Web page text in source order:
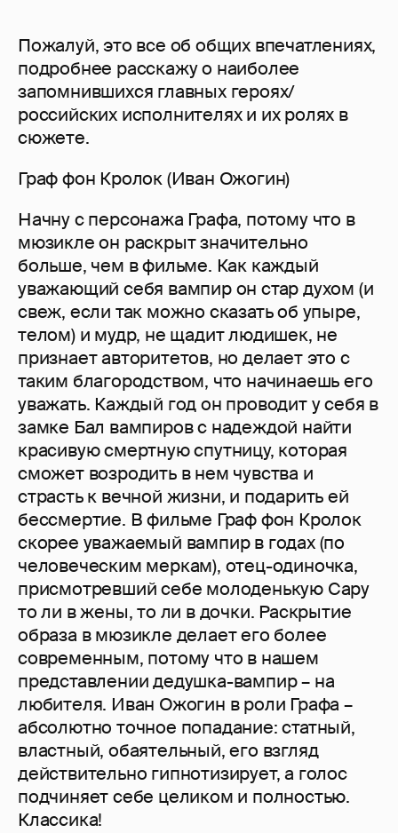
Пожалуй, это все об общих впечатлениях,
подробнее расскажу о наиболее
запомнившихся главных героях/
российских исполнителях и их ролях в
сюжете.
Граф фон Кролок (Иван Ожогин)
Начну с персонажа Графа, потому что в
мюзикле он раскрыт значительно
больше, чем в фильме. Как каждый
уважающий себя вампир он стар духом (и
свеж, если так можно сказать об упыре,
телом) и мудр, не щадит людишек, не
признает авторитетов, но делает это с
таким благородством, что начинаешь его
уважать. Каждый год он проводит у себя в
замке Бал вампиров с надеждой найти
красивую смертную спутницу, которая
сможет возродить в нем чувства и
страсть к вечной жизни, и подарить ей
бессмертие. В фильме Граф фон Кролок
скорее уважаемый вампир в годах (по
человеческим меркам), отец-одиночка,
присмотревший себе молоденькую Сару
то ли в жены, то ли в дочки. Раскрытие
образа в мюзикле делает его более
современным, потому что в нашем
представлении дедушка-вампир – на
любителя. Иван Ожогин в роли Графа –
абсолютно точное попадание: статный,
властный, обаятельный, его взгляд
действительно гипнотизирует, а голос
подчиняет себе целиком и полностью.
Классика!